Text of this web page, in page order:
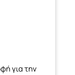
για την